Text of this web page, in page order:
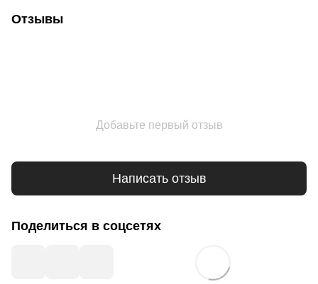
Отзывы
Добавьте первый отзыв
Написать отзыв
Поделиться в соцсетях